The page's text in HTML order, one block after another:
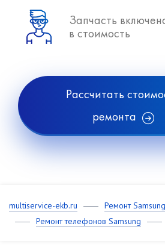
Запчасть
в стоимость
Рассчитать
ремонта
multiservice-ekb.ru
Ремонт Samsung
Ремонт телефонов Samsung